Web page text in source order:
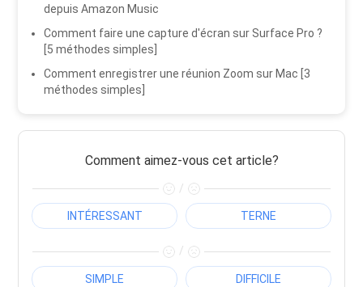
depuis Amazon Music
Comment faire une capture d'écran sur Surface Pro ?
[5 méthodes simples]
Comment enregistrer une réunion Zoom sur Mac [3
méthodes simples]
Comment aimez-vous cet article?
/
INTÉRESSANT TERNE
/
SIMPLE DIFFICILE